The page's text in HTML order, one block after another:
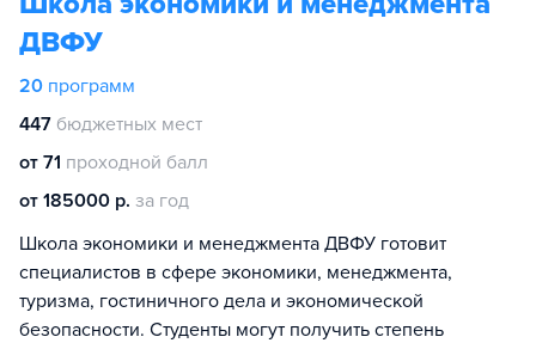
ДВФУ
20 программ
447 бюджетных мест
от 71 проходной балл
от 185000 р. за год
Школа экономики и менеджмента ДВФУ готовит
специалистов в сфере экономики, менеджмента,
туризма, гостиничного дела и экономической
безопасности. Студенты могут получить степень